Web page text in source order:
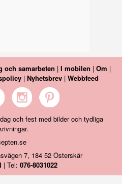
och samarbeten | I mobilen | Om |
| Nyhetsbrev| Webbfeed
och fest med bilder och tydliga
7, 184 52 Österskär
| Tel: 076-8031022